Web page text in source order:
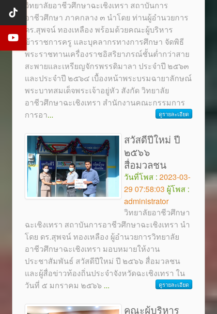
วิทยาลัยอาชีวศึกษาฉะเชิงเทรา สถาบันการ
อาชีวศึกษา ภาคกลาง ๓ นำโดย ท่านผู้อำนวยการ
ดร.สุพจน์ ทองเหลือง พร้อมด้วยคณะผู้บริหาร
ข้าราชการครู และบุคลากรทางการศึกษา จัดพิธี
พระราชทานเครื่องราชอิสริยาภรณ์ชั้นต่ำกว่าสาย
สะพายและเหรียญจักรพรรดิมาลา ประจำปี ๒๕๖๓
และประจำปี ๒๕๖๔ เบื้องหน้าพระบรมฉายาลักษณ์
พระบาทสมเด็จพระเจ้าอยู่หัว สังกัด วิทยาลัย
อาชีวศึกษาฉะเชิงเทรา สำนักงานคณะกรรมการ
การอา... ดูรายละเอียด
สวัสดีปีใหม่ ปี
๒๕๖๖
สื่อมวลชน
วันที่โพส : 2023-03-
29 07:58:03 ผู้โพส :
administrator
วิทยาลัยอาชีวศึกษา
ฉะเชิงเทรา สถาบันการอาชีวศึกษาฉะเชิงเทรา นำ
โดย ดร.สุพจน์ ทองเหลือง ผู้อำนวยการวิทยาลัย
อาชีวศึกษาฉะเชิงเทรา มอบหมายให้งาน
ประชาสัมพันธ์ สวัสดีปีใหม่ ปี ๒๕๖๖ สื่อมวลชน
และผู้สื่อข่าวท้องถิ่นประจำจังหวัดฉะเชิงเทรา ใน
วันที่ ๕ มกราคม ๒๕๖๖ ... ดูรายละเอียด
คณะผู้บริหาร